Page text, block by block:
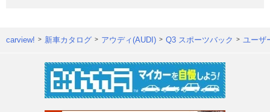
carview! 新車カタログ アウディ(AUDI) Q3 スポーツバック ユーザ